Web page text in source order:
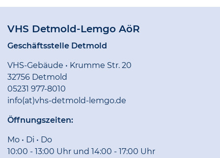
VHS Detmold-Lemgo AöR
Geschäftsstelle Detmold
VHS-Gebäude • Krumme Str. 20
32756 Detmold
05231 977-8010
info(at)vhs-detmold-lemgo.de
Öffnungszeiten:
Mo • Di • Do
10:00 - 13:00 Uhr und 14:00 - 17:00 Uhr